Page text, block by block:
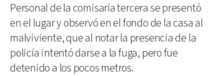
Personal de la comisaría tercera se presentó
en el lugar y observó en el fondo de la casa al
malviviente, que al notar la presencia de la
policía intentó darse a la fuga, pero fue
detenido a los pocos metros.